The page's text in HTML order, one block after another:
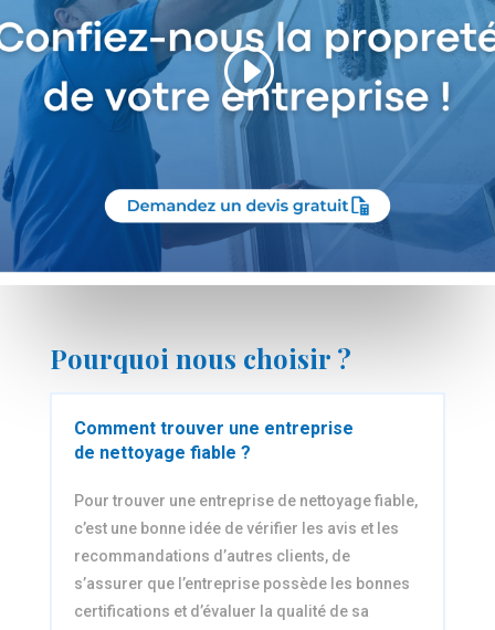
Pourquoi nous choisir ?
Comment trouver une entreprise
de nettoyage fiable ?
Pour trouver une entreprise de nettoyage fiable,
c’est une bonne idée de vérifier les avis et les
recommandations d’autres clients, de
s’assurer que l’entreprise possède les bonnes
certifications et d’évaluer la qualité de sa